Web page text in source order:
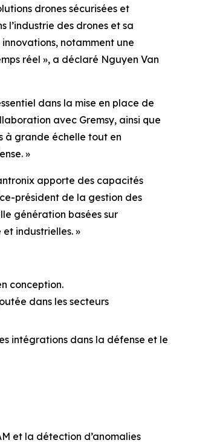
drones sécurisées et
l’industrie des drones et sa
notamment une
réel », a déclaré Nguyen Van
dans la mise en place de
avec Gremsy, ainsi que
à grande échelle tout en
»
apporte des capacités
président de la gestion des
génération basées sur
industrielles. »
conception.
dans les secteurs
intégrations dans la défense et le
et la détection d’anomalies